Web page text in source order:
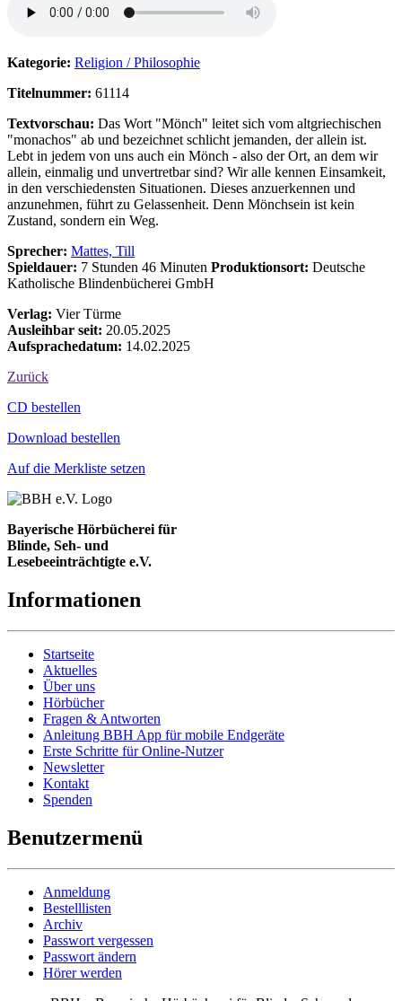
Kategorie: Religion / Philosophie
Titelnummer: 61114
Textvorschau: Das Wort "Mönch" leitet sich vom altgriechischen
"monachos" ab und bezeichnet schlicht jemanden, der allein ist.
Lebt in jedem von uns auch ein Mönch - also der Ort, an dem wir
allein, einmalig und unvertretbar sind? Wir alle kennen Einsamkeit,
in den verschiedensten Situationen. Dieses anzuerkennen und
anzunehmen, führt zu Gelassenheit. Denn Mönchsein ist kein
Zustand, sondern ein Weg.
Sprecher: Mattes, Till
Spieldauer: 7 Stunden 46 Minuten Produktionsort: Deutsche
Katholische Blindenbücherei GmbH
Verlag: Vier Türme
Ausleihbar seit: 20.05.2025
Aufsprachedatum: 14.02.2025
Zurück
Bestell-Aktionen
CD bestellen
Download bestellen
Auf die Merkliste setzen
Bayerische Hörbücherei für
Blinde, Seh- und
Lesebeeinträchtigte e.V.
Informationen
Startseite
Aktuelles
Über uns
Hörbücher
Fragen & Antworten
Anleitung BBH App für mobile Endgeräte
Erste Schritte für Online-Nutzer
Newsletter
Kontakt
Spenden
Benutzermenü
Anmeldung
Bestelllisten
Archiv
Passwort vergessen
Passwort ändern
Hörer werden